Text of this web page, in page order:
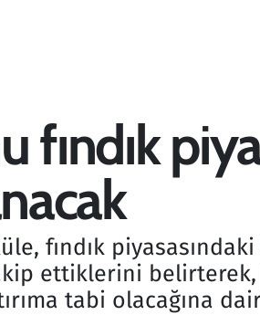
fındık
ettiklerini belirterek,
tabi olacağına